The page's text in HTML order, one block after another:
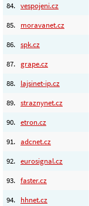
84. vespojeni.cz
85. moravanet.cz
86. spk.cz
87. grape.cz
88. lajsinet-ip.cz
89. straznynet.cz
90. etron.cz
91. adcnet.cz
92. eurosignal.cz
93. faster.cz
94. hhnet.cz